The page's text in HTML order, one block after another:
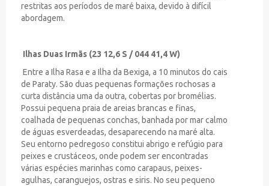
restritas aos períodos de maré baixa, devido à difícil
abordagem.
Ilhas Duas Irmãs (23 12,6 S / 044 41,4 W)
Entre a Ilha Rasa e a Ilha da Bexiga, a 10 minutos do cais
de Paraty. São duas pequenas formações rochosas a
curta distância uma da outra, cobertas por bromélias.
Possui pequena praia de areias brancas e finas,
coalhada de pequenas conchas, banhada por mar calmo
de águas esverdeadas, desaparecendo na maré alta.
Seu entorno pedregoso constitui abrigo e refúgio para
peixes e crustáceos, onde podem ser encontradas
várias espécies marinhas como carapaus, peixes-
agulhas, caranguejos, ostras e siris. No seu pequeno